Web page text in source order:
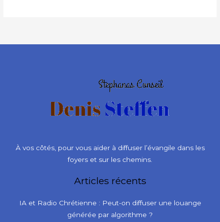
À vos côtés, pour vous aider à diffuser l’évangile dans les
foyers et sur les chemins.
Articles récents
IA et Radio Chrétienne : Peut-on diffuser une louange
générée par algorithme ?